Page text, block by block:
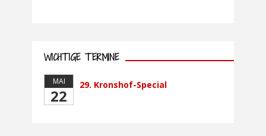
WICHTIGE TERMINE
MAI
22
29. Kronshof-Special